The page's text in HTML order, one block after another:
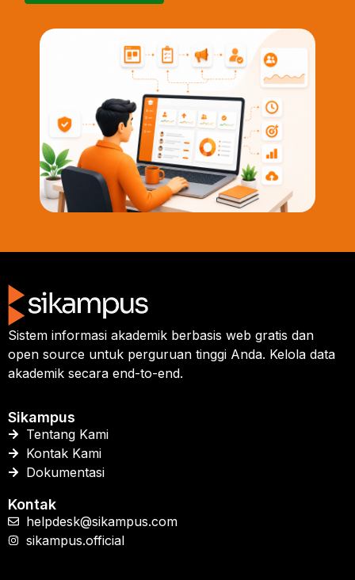
Sistem informasi akademik berbasis web gratis dan
open source untuk perguruan tinggi Anda. Kelola data
akademik secara end-to-end.
Sikampus
Tentang Kami
Kontak Kami
Dokumentasi
Kontak
helpdesk@sikampus.com
sikampus.official